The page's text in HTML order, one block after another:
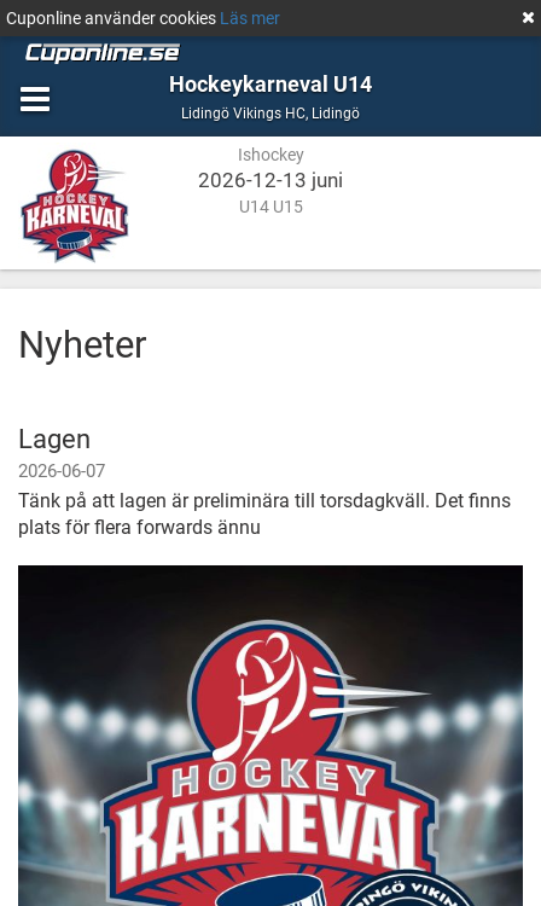
Cuponline använder cookies Läs mer
Hockeykarneval U14
Lidingö Vikings HC, Ishockey
LidingöLidingö
Ishockey
2026-12-13 juni
U14 U15
Nyheter
Lagen
2026-06-07
Tänk på att lagen är preliminära till torsdagkväll. Det finns
plats för flera forwards ännu